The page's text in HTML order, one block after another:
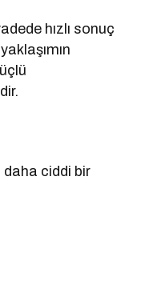
hızlı sonuç
daha ciddi bir